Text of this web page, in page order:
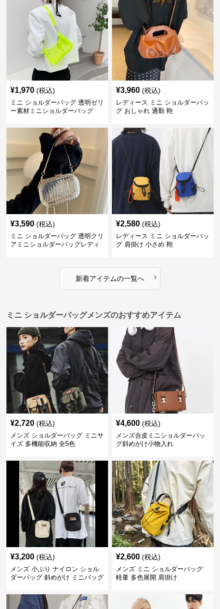
¥1,970 (税込)
ミニ ショルダーバッグ 透明ゼリ
ー素材ミニショルダーバッグ
¥3,960 (税込)
レディース ミニ ショルダーバッ
グ おしゃれ 通勤 鞄
¥3,590 (税込)
ミニ ショルダーバッグ 透明クリ
アミニショルダーバッグレディ
¥2,580 (税込)
レディース ミニ ショルダーバッ
グ 肩掛け 小さめ 鞄
新着アイテムの一覧へ ›
ミニ ショルダーバッグメンズのおすすめアイテム
¥2,720 (税込)
メンズ ショルダーバッグ ミニサ
イズ 多機能収納 全5色
¥4,600 (税込)
メンズ合皮ミニショルダーバッ
グ斜めがけ小物入れ
¥3,200 (税込)
メンズ 小ぶり ナイロン ショル
ダーバッグ 斜めがけ ミニバッグ
¥2,600 (税込)
メンズ ミニ ショルダーバッグ
軽量 多色展開 肩掛け